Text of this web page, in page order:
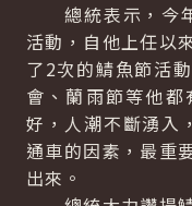
總統表示，今年
活動，自他上任以
了2次的鯖魚節活
會、蘭雨節等他
好，人潮不斷湧入
通車的因素，最重
出來。